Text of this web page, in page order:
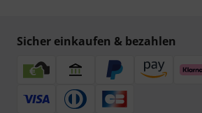
Sicher einkaufen & bezahlen